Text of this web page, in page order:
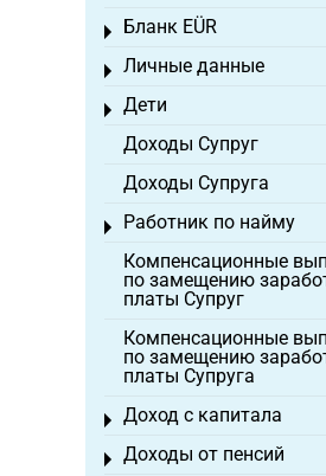
Бланк EÜR
Toggle menu
Личные данные
Toggle menu
Дети
Toggle menu
Доходы Супруг
Доходы Супруга
Работник по найму
Toggle menu
Компенсационные
по замещению
платы Супруг
Компенсационные
по замещению
платы Супруга
Доход с капитала
Toggle menu
Доходы от пенсий
Toggle menu